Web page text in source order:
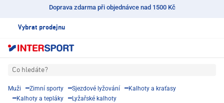
Doprava zdarma při objednávce nad 1500 Kč
Vybrat prodejnu
Co hledáte?
Muži Zimní sporty Sjezdové lyžování
Kalhoty a kraťasy
Kalhoty a tepláky
Lyžařské kalhoty